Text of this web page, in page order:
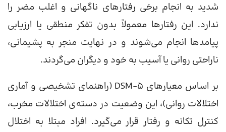
شدید به انجام برخی رفتارهای ناگهانی و اغلب مضر را
ندارد. این رفتارها معمولاً بدون تفکر منطقی یا ارزیابی
پیامدها انجام می‌شوند و در نهایت منجر به پشیمانی،
ناراحتی روانی یا آسیب به خود و دیگران می‌گردند.
بر اساس معیارهای DSM-5 (راهنمای تشخیصی و آماری
اختلالات روانی)، این وضعیت در دسته‌ی اختلالات مخرب،
کنترل تکانه و رفتار قرار می‌گیرد. افراد مبتلا به اختلال